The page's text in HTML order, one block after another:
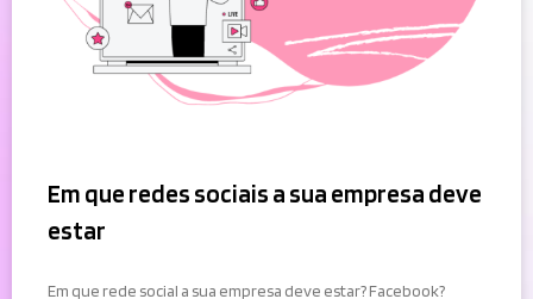
Em que redes sociais a sua empresa deve
estar
Em que rede social a sua empresa deve estar? Facebook?